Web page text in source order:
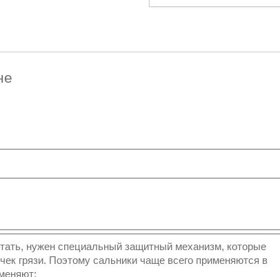
нужен специальный защитный механизм, которые
грязи. Поэтому сальники чаще всего применяются в